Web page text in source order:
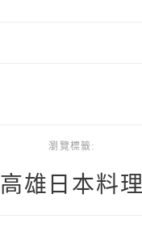
瀏覽標籤:
高雄日本料理